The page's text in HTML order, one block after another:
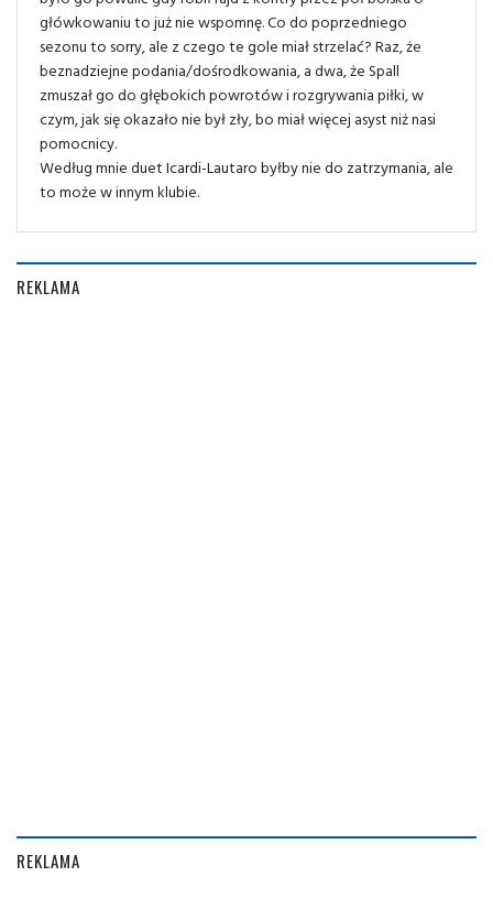
główkowaniu to już nie wspomnę. Co do poprzedniego
sezonu to sorry, ale z czego te gole miał strzelać? Raz, że
beznadziejne podania/dośrodkowania, a dwa, że Spall
zmuszał go do głębokich powrotów i rozgrywania piłki, w
czym, jak się okazało nie był zły, bo miał więcej asyst niż nasi
pomocnicy.
Według mnie duet Icardi-Lautaro byłby nie do zatrzymania, ale
to może w innym klubie.
REKLAMA
REKLAMA